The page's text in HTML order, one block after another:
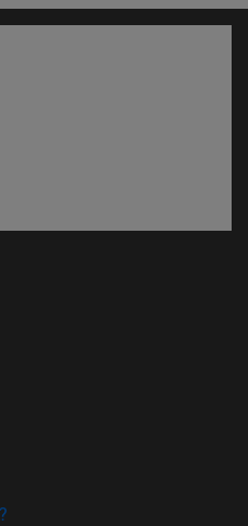
ventana)
en nueva ventana)
en nueva ventana)